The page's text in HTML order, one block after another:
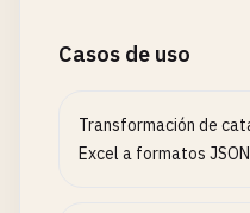
Casos de uso
Transformación de
Excel a formatos